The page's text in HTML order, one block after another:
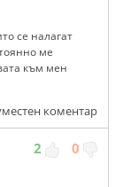
се налагат
ме
към мен
коментар
2 0